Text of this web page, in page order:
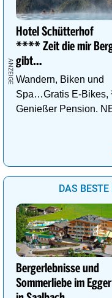
Hotel Schütterhof
**** Zeit die mir
gibt…
Wandern, Biken und
Spa…Gratis E-Bikes,
Genießer Pension.
DAS
Bergerlebnisse und
Sommerliebe im Egger